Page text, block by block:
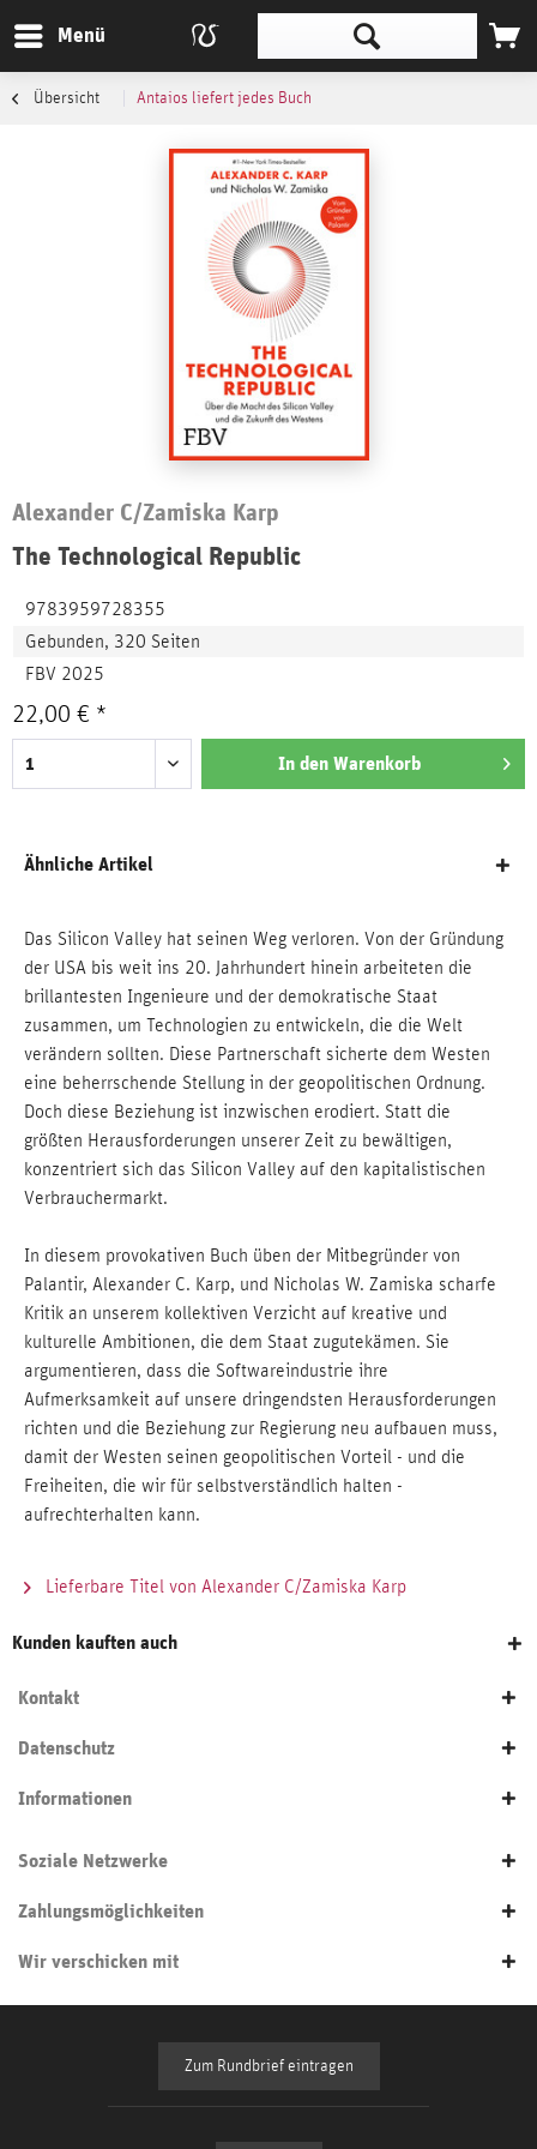
Menü
Übersicht Antaios liefert jedes Buch
Alexander C/Zamiska Karp
The Technological Republic
9783959728355
Gebunden, 320 Seiten
FBV 2025
22,00 € *
In den Warenkorb
Ähnliche Artikel
Das Silicon Valley hat seinen Weg verloren. Von der Gründung
der USA bis weit ins 20. Jahrhundert hinein arbeiteten die
brillantesten Ingenieure und der demokratische Staat
zusammen, um Technologien zu entwickeln, die die Welt
verändern sollten. Diese Partnerschaft sicherte dem Westen
eine beherrschende Stellung in der geopolitischen Ordnung.
Doch diese Beziehung ist inzwischen erodiert. Statt die
größten Herausforderungen unserer Zeit zu bewältigen,
konzentriert sich das Silicon Valley auf den kapitalistischen
Verbrauchermarkt.
In diesem provokativen Buch üben der Mitbegründer von
Palantir, Alexander C. Karp, und Nicholas W. Zamiska scharfe
Kritik an unserem kollektiven Verzicht auf kreative und
kulturelle Ambitionen, die dem Staat zugutekämen. Sie
argumentieren, dass die Softwareindustrie ihre
Aufmerksamkeit auf unsere dringendsten Herausforderungen
richten und die Beziehung zur Regierung neu aufbauen muss,
damit der Westen seinen geopolitischen Vorteil - und die
Freiheiten, die wir für selbstverständlich halten -
aufrechterhalten kann.
Lieferbare Titel von Alexander C/Zamiska Karp
Kunden kauften auch
Kontakt
Datenschutz
Informationen
Soziale Netzwerke
Zahlungsmöglichkeiten
Wir verschicken mit
Zum Rundbrief eintragen